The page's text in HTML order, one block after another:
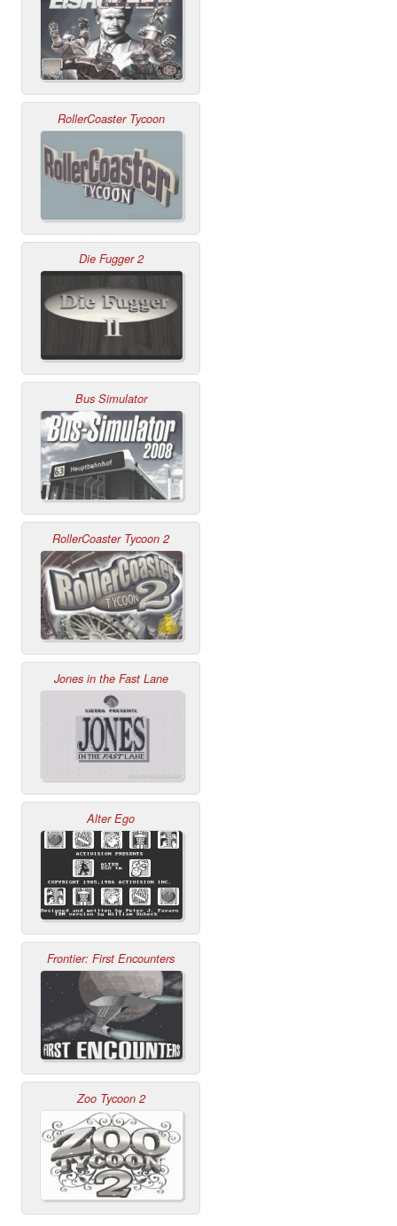
RollerCoaster Tycoon
Die Fugger 2
Bus Simulator
RollerCoaster Tycoon 2
Jones in the Fast Lane
Alter Ego
Frontier: First Encounters
Zoo Tycoon 2